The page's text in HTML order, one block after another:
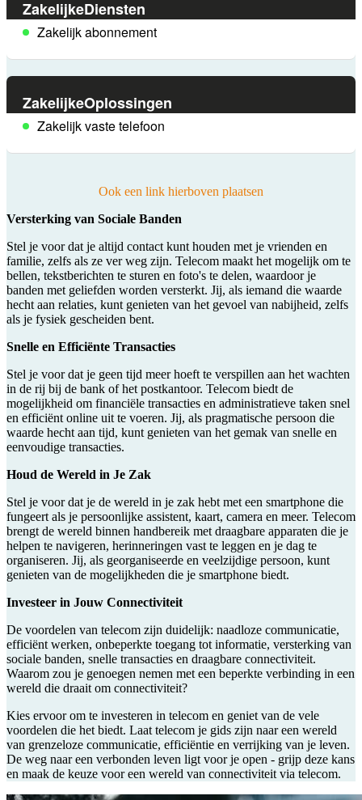
ZakelijkeDiensten
Zakelijk abonnement
ZakelijkeOplossingen
Zakelijk vaste telefoon
Ook een link hierboven plaatsen
Versterking van Sociale Banden
Stel je voor dat je altijd contact kunt houden met je vrienden en
familie, zelfs als ze ver weg zijn. Telecom maakt het mogelijk om te
bellen, tekstberichten te sturen en foto's te delen, waardoor je
banden met geliefden worden versterkt. Jij, als iemand die waarde
hecht aan relaties, kunt genieten van het gevoel van nabijheid, zelfs
als je fysiek gescheiden bent.
Snelle en Efficiënte Transacties
Stel je voor dat je geen tijd meer hoeft te verspillen aan het wachten
in de rij bij de bank of het postkantoor. Telecom biedt de
mogelijkheid om financiële transacties en administratieve taken snel
en efficiënt online uit te voeren. Jij, als pragmatische persoon die
waarde hecht aan tijd, kunt genieten van het gemak van snelle en
eenvoudige transacties.
Houd de Wereld in Je Zak
Stel je voor dat je de wereld in je zak hebt met een smartphone die
fungeert als je persoonlijke assistent, kaart, camera en meer. Telecom
brengt de wereld binnen handbereik met draagbare apparaten die je
helpen te navigeren, herinneringen vast te leggen en je dag te
organiseren. Jij, als georganiseerde en veelzijdige persoon, kunt
genieten van de mogelijkheden die je smartphone biedt.
Investeer in Jouw Connectiviteit
De voordelen van telecom zijn duidelijk: naadloze communicatie,
efficiënt werken, onbeperkte toegang tot informatie, versterking van
sociale banden, snelle transacties en draagbare connectiviteit.
Waarom zou je genoegen nemen met een beperkte verbinding in een
wereld die draait om connectiviteit?
Kies ervoor om te investeren in telecom en geniet van de vele
voordelen die het biedt. Laat telecom je gids zijn naar een wereld
van grenzeloze communicatie, efficiëntie en verrijking van je leven.
De weg naar een verbonden leven ligt voor je open - grijp deze kans
en maak de keuze voor een wereld van connectiviteit via telecom.